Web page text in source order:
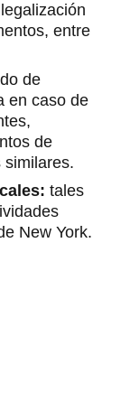
entre
de
en caso de
de
similares.
tales
New York.